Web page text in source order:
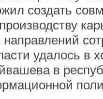
создать
удалось в
в